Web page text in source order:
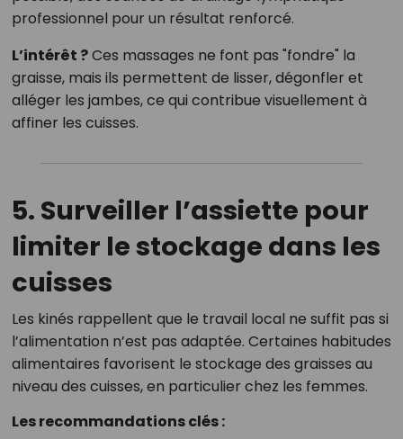
professionnel pour un résultat renforcé.
L’intérêt ?Ces massages ne font pas "fondre" la
graisse, mais ils permettent de lisser, dégonfler et
alléger les jambes, ce qui contribue visuellement à
affiner les cuisses.
5. Surveiller l’assiette pour
limiter le stockage dans les
cuisses
Les kinés rappellent que le travail local ne suffit pas si
l’alimentation n’est pas adaptée. Certaines habitudes
alimentaires favorisent le stockage des graisses au
niveau des cuisses, en particulier chez les femmes.
Les recommandations clés :